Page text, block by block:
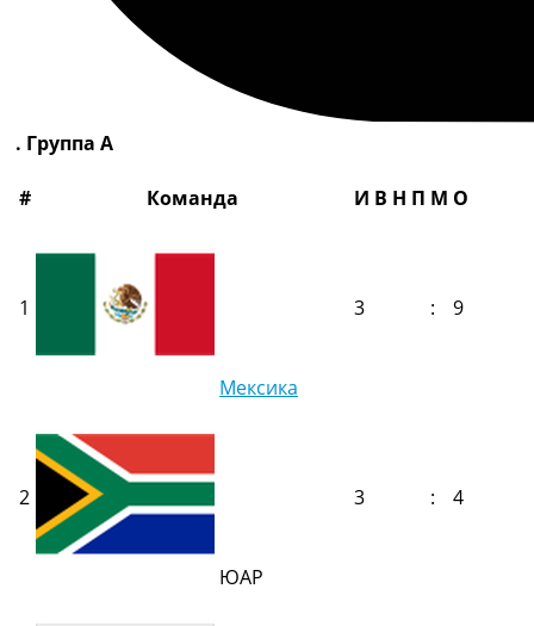
. Группа A
# Команда И В Н П М О
1
Мексика
3 : 9
2
ЮАР
3 : 4